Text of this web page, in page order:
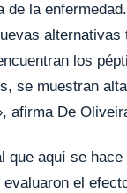
de la
los
se muestran
afirma De
que aquí se
el